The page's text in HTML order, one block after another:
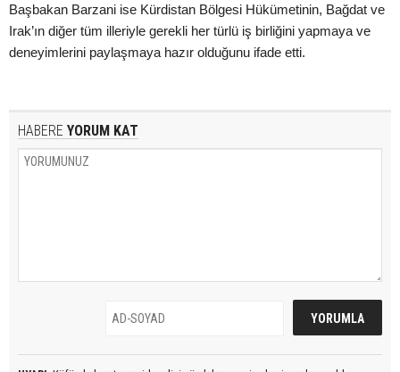
Başbakan Barzani ise Kürdistan Bölgesi Hükümetinin, Bağdat ve
Irak’ın diğer tüm illeriyle gerekli her türlü iş birliğini yapmaya ve
deneyimlerini paylaşmaya hazır olduğunu ifade etti.
HABERE YORUM KAT